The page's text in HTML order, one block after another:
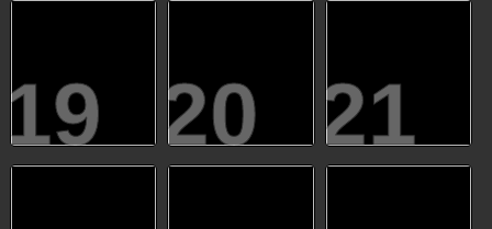
19
20
21